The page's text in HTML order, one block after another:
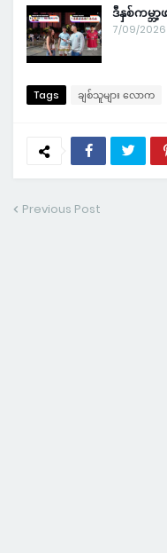
ဒီနှစ်ကမ္
7/09/2026
Tags ချစ်သူများ လောက
Previous Post